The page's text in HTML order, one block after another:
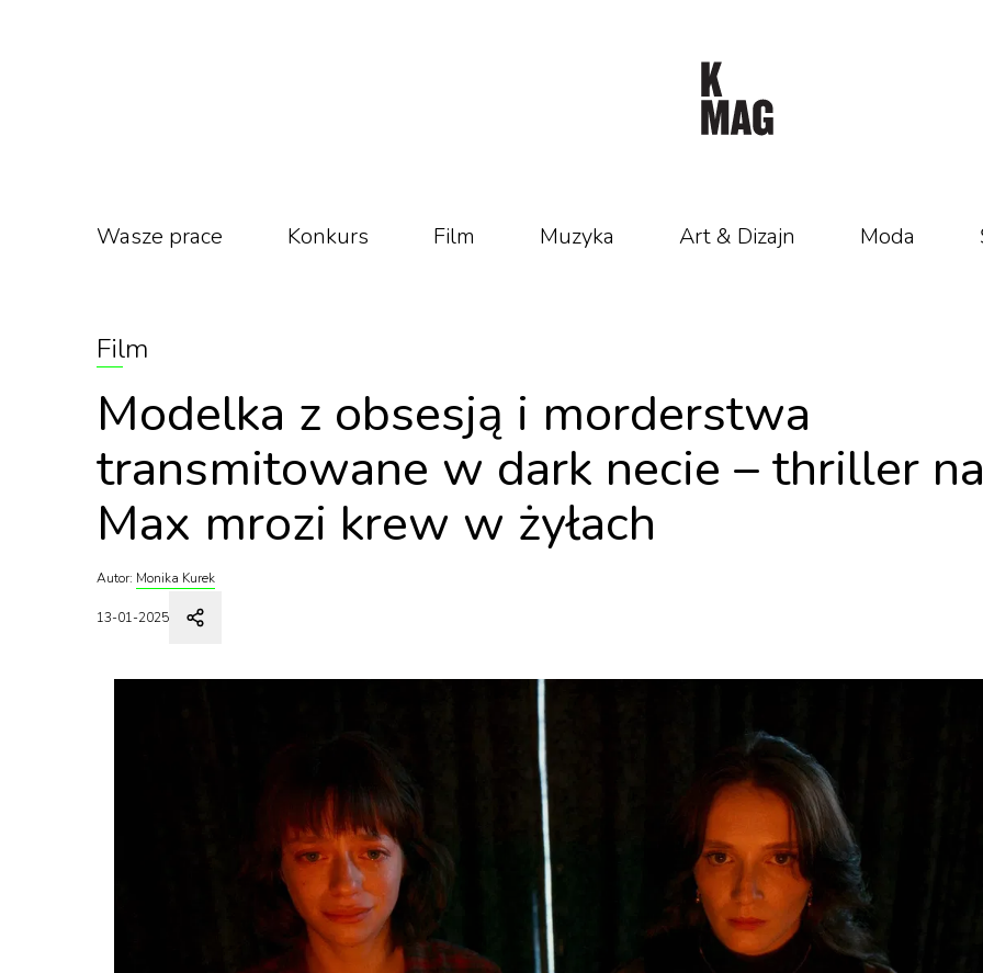
Wasze prace Konkurs Film Muzyka Art & Dizajn Moda
Film
Modelka z obsesją i morderstwa
transmitowane w dark necie – thriller
Max mrozi krew w żyłach
Autor: Monika Kurek
13-01-2025